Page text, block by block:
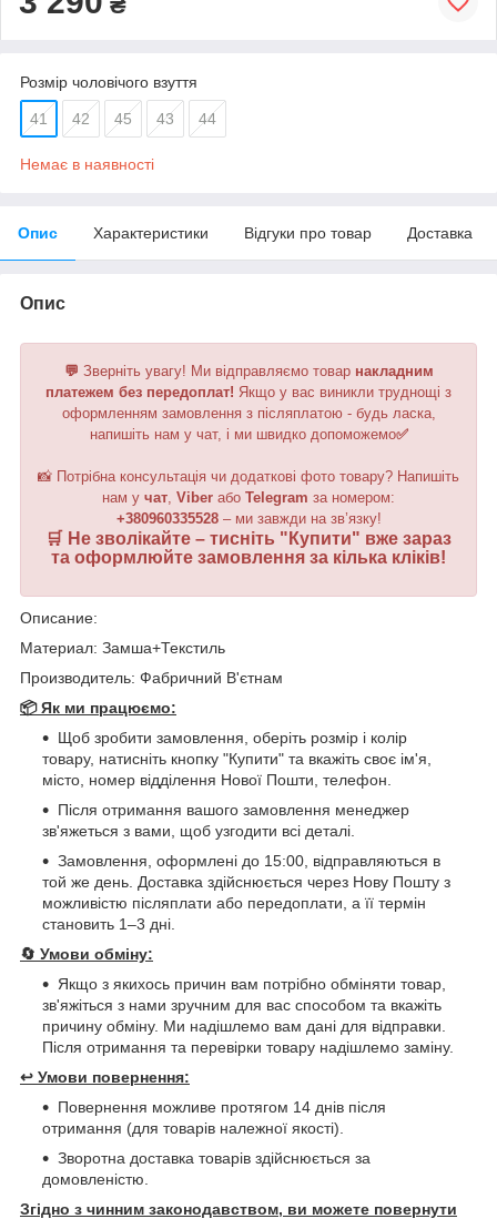
Розмір чоловічого взуття
41 42 45 43 44
Немає в наявності
Опис Характеристики Відгуки про товар Доставка
Опис
💬 Зверніть увагу! Ми відправляємо товар накладним
платежем без передоплат! Якщо у вас виникли труднощі з
оформленням замовлення з післяплатою - будь ласка,
напишіть нам у чат, і ми швидко допоможемо✅
📸 Потрібна консультація чи додаткові фото товару? Напишіть
нам у чат Viber або Telegram за номером:
+380960335528– ми завжди на зв’язку!
🛒 Не зволікайте – тисніть " Купити" вже зараз
та оформлюйте замовлення за кілька кліків!
Описание:
Материал: Замша+Текстиль
Производитель: Фабричний В'єтнам
📦 Як ми працюємо:
Щоб зробити замовлення, оберіть розмір і колір
товару, натисніть кнопку "Купити" та вкажіть своє ім'я,
місто, номер відділення Нової Пошти, телефон.
Після отримання вашого замовлення менеджер
зв'яжеться з вами, щоб узгодити всі деталі.
Замовлення, оформлені до 15:00, відправляються в
той же день. Доставка здійснюється через Нову Пошту з
можливістю післяплати або передоплати, а її термін
становить 1–3 дні.
🔄 Умови обміну:
Якщо з якихось причин вам потрібно обміняти товар,
зв'яжіться з нами зручним для вас способом та вкажіть
причину обміну. Ми надішлемо вам дані для відправки.
Після отримання та перевірки товару надішлемо заміну.
↩️ Умови повернення:
Повернення можливе протягом 14 днів після
отримання (для товарів належної якості).
Зворотна доставка товарів здійснюється за
домовленістю.
Згідно з чинним законодавством, ви можете повернути